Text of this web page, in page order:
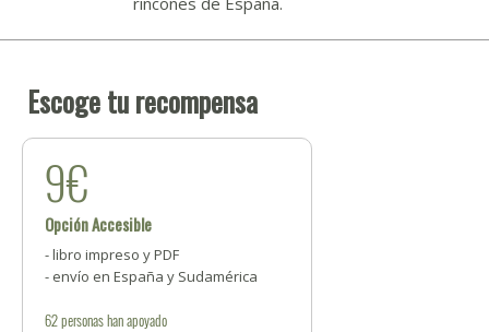
Escoge tu recompensa
9€
Opción Accesible
- libro impreso y PDF
- envío en España y Sudamérica
62personashan apoyado